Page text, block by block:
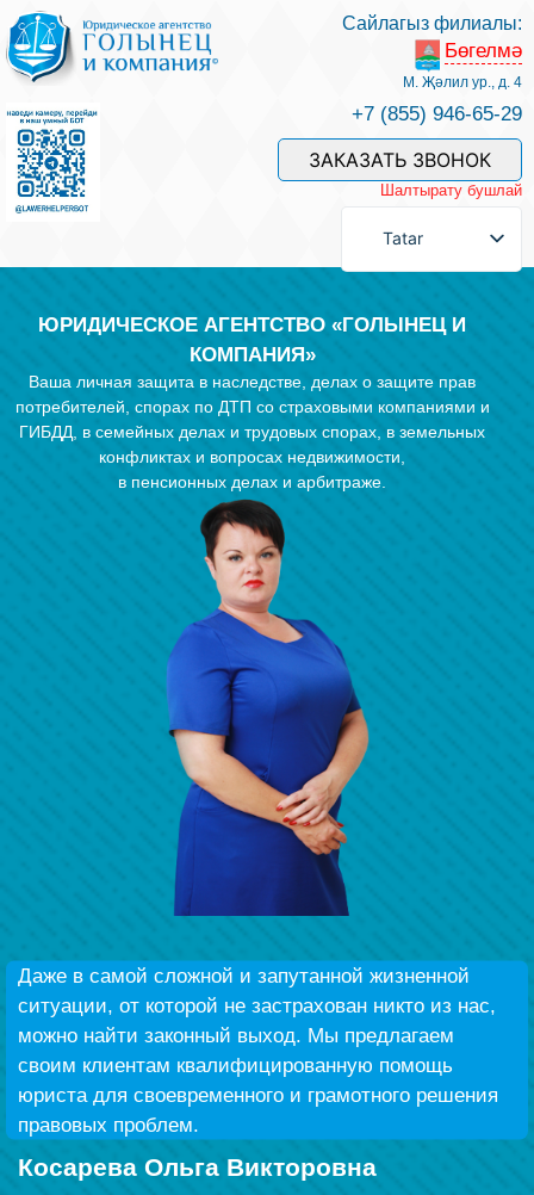
Хезмәтләре һәм безнең белгечләр
Хезмәт өчен түләү
Сорау бирергә
Фикерләр
Файдалы мәкаләләр
Видео турында безне
Сайлагыз филиалы:
Бөгелмә
М. Җәлил ур., д. 4
+7 (855) 946-65-29
ЗАКАЗАТЬ ЗВОНОК
Шалтырату бушлай
Tatar
ЮРИДИЧЕСКОЕ АГЕНТСТВО «ГОЛЫНЕЦ И
КОМПАНИЯ»
Ваша личная защита в наследстве, делах о защите прав
потребителей, спорах по ДТП со страховыми компаниями и
ГИБДД, в семейных делах и трудовых спорах, в земельных
конфликтах и вопросах недвижимости,
в пенсионных делах и арбитраже.
Даже в самой сложной и запутанной жизненной
ситуации, от которой не застрахован никто из нас,
можно найти законный выход. Мы предлагаем
своим клиентам квалифицированную помощь
юриста для своевременного и грамотного решения
правовых проблем.
Косарева Ольга Викторовна